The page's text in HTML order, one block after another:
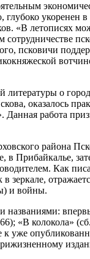
укоренен
«В летописях
сотрудничестве
псковичи
о
оказалось
работа
района
Прибайкалье,
Как
в зеркале,
и войны.
названиями:
«В колокола»
уже